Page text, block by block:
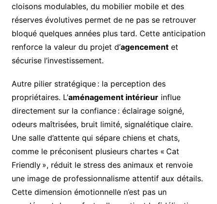
cloisons modulables, du mobilier mobile et des
réserves évolutives permet de ne pas se retrouver
bloqué quelques années plus tard. Cette anticipation
renforce la valeur du projet d’agencementet
sécurise l’investissement.
Autre pilier stratégique : la perception des
propriétaires. L’aménagement intérieurinflue
directement sur la confiance : éclairage soigné,
odeurs maîtrisées, bruit limité, signalétique claire.
Une salle d’attente qui sépare chiens et chats,
comme le préconisent plusieurs chartes « Cat
Friendly », réduit le stress des animaux et renvoie
une image de professionnalisme attentif aux détails.
Cette dimension émotionnelle n’est pas un